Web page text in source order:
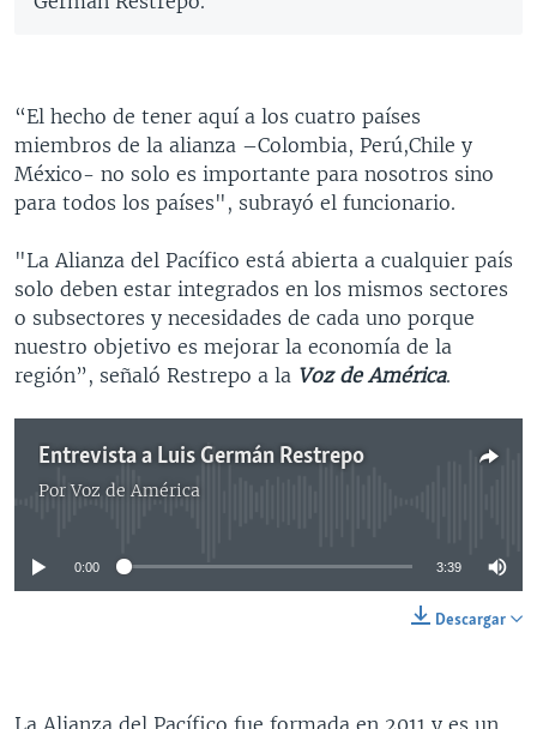
“El hecho de tener aquí a los cuatro países
miembros de la alianza –Colombia, Perú,Chile y
México- no solo es importante para nosotros sino
para todos los países", subrayó el funcionario.
"La Alianza del Pacífico está abierta a cualquier país
solo deben estar integrados en los mismos sectores
o subsectores y necesidades de cada uno porque
nuestro objetivo es mejorar la economía de la
región”, señaló Restrepo a la Voz de América.
Entrevista a Luis Germán Restrepo
PorVoz de América
No media source currently available
0:00 3:39
Descargar
La Alianza del Pacífico fue formada en 2011 y es un